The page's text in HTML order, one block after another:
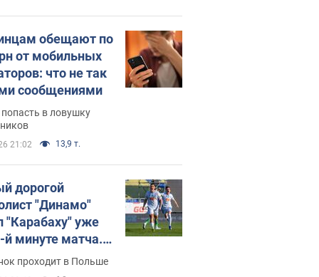
обещают по
от мобильных
что не так
сообщениями
попасть в ловушку
21:02 13,9 т.
дорогой
"Динамо"
"Карабаху" уже
й минуте матча.
проходит в Польше